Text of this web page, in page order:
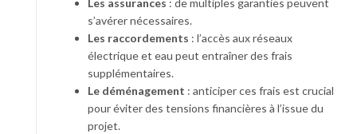
Les assurances : de multiples garanties peuvent
s’avérer nécessaires.
Les raccordements : l’accès aux réseaux
électrique et eau peut entraîner des frais
supplémentaires.
Le déménagement : anticiper ces frais est crucial
pour éviter des tensions financières à l’issue du
projet.